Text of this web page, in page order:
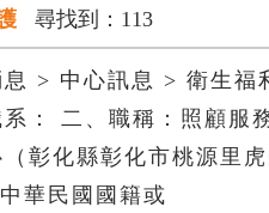
尋找到：113
> 中心訊息 > 衛生福
： 二、職稱：照顧服
（彰化縣彰化市桃源里
華民國國籍或